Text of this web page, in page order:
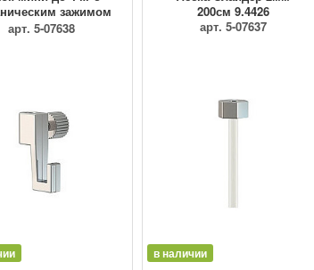
зажимом
9.4205
арт. 5-07638
200см 9.4426
арт. 5-07637
в наличии